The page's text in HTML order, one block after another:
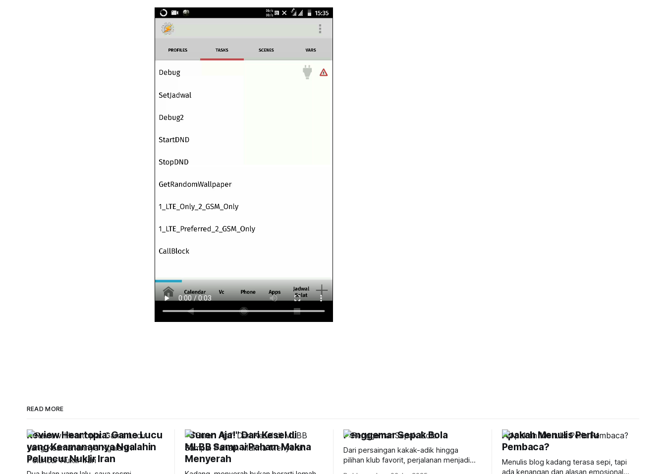
READ MORE
Review Heartopia: Game Lucu
yang Keamanannya Ngalahin
Peluncur Nuklir Iran
"Suren Aja!" Dari Kesel di
MLBB Sampai Paham Makna
Menyerah
Penggemar Sepak Bola
Dari persaingan kakak-adik hingga
pilihan klub favorit, perjalanan menjadi
Apakah Menulis Perlu
Pembaca?
Menulis blog kadang terasa sepi, tapi
ada kenangan dan alasan emosional